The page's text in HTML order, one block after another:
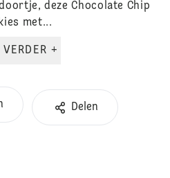
deze Chocolate Chip
met...
LEES VERDER +
Delen